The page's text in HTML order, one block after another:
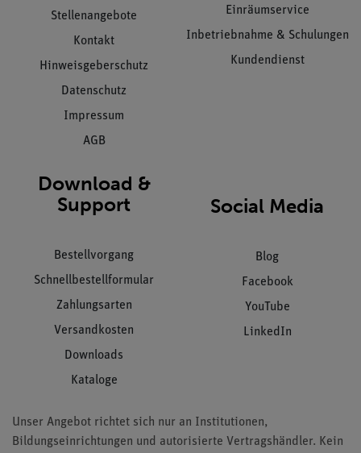
Stellenangebote
Kontakt
Hinweisgeberschutz
Datenschutz
Impressum
AGB
Einräumservice
Inbetriebnahme & Schulungen
Kundendienst
Download &
Support
Bestellvorgang
Schnellbestellformular
Zahlungsarten
Versandkosten
Downloads
Kataloge
Social Media
Blog
Facebook
YouTube
LinkedIn
Unser Angebot richtet sich nur an Institutionen,
Bildungseinrichtungen und autorisierte Vertragshändler. Kein